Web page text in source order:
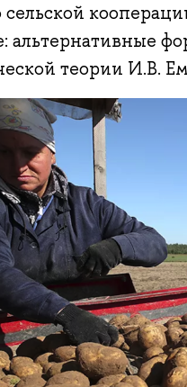
сельской
альтернативные
теории И.В.